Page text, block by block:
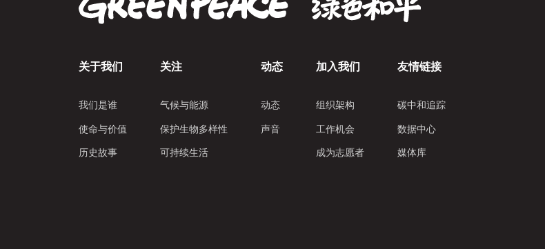
关于我们
我们是谁
使命与价值
历史故事
关注
气候与能源
保护生物多样性
可持续生活
动态
动态
声音
加入我们
组织架构
工作机会
成为志愿者
友情链接
碳中和追踪
数据中心
媒体库